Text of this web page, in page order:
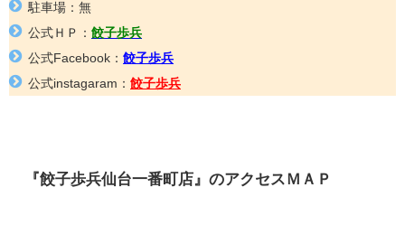
駐車場：無
公式ＨＰ： 餃子歩兵
公式Facebook： 餃子歩兵
公式instagaram： 餃子歩兵
『餃子歩兵仙台一番町店』のアクセスＭＡＰ